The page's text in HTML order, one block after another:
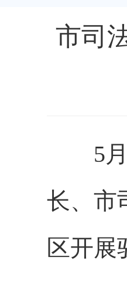
市司
5月8
长、市
区开展